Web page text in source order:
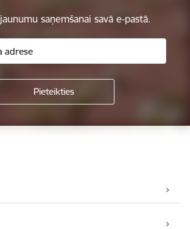
saņemšanai savā e-pastā.